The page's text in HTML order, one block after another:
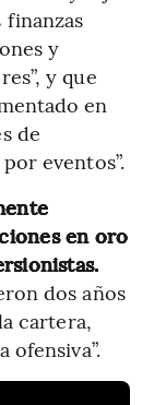
finanzas
y
y que
en
de
eventos”.
en oro
dos años
cartera,
ofensiva”.